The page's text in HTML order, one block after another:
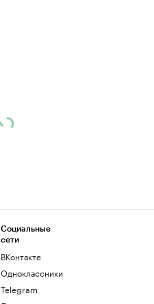
Социальные
сети
ВКонтакте
Одноклассники
Telegram